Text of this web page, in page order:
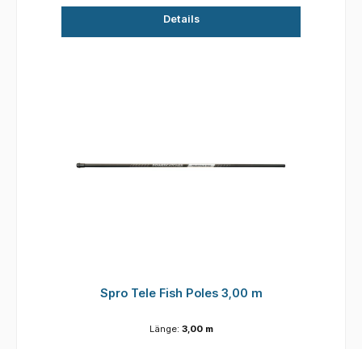
Details
Spro Tele Fish Poles 3,00 m
Länge: 3,00 m